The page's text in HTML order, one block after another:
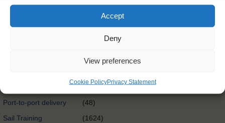
Accept
Deny
View preferences
Cookie PolicyPrivacy Statement
Expedition
(174)
(58)
Port-to-port delivery
(48)
Sail Training
(1624)